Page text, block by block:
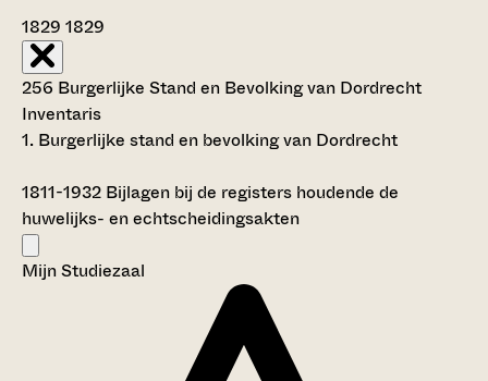
1829 1829
256 Burgerlijke Stand en Bevolking van Dordrecht
Inventaris
1. Burgerlijke stand en bevolking van Dordrecht
1811-1932 Bijlagen bij de registers houdende de
huwelijks- en echtscheidingsakten
Mijn Studiezaal